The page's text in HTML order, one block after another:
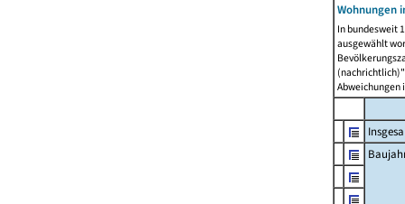
Wohnungen
In bundesweit
ausgewählt
Abweichungen